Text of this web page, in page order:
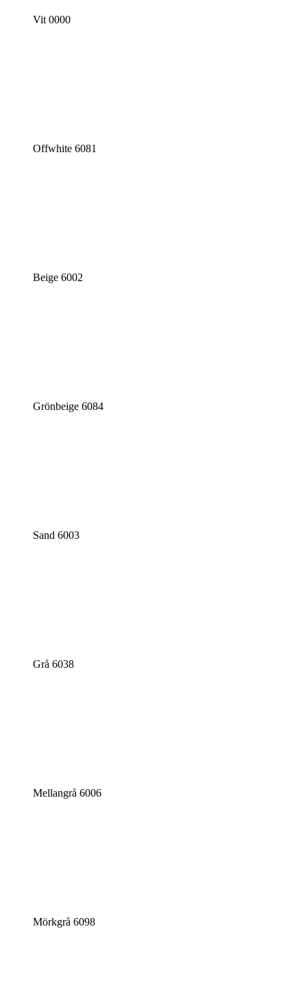
Vit 0000
Offwhite 6081
Beige 6002
Grönbeige 6084
Sand 6003
Grå 6038
Mellangrå 6006
Mörkgrå 6098